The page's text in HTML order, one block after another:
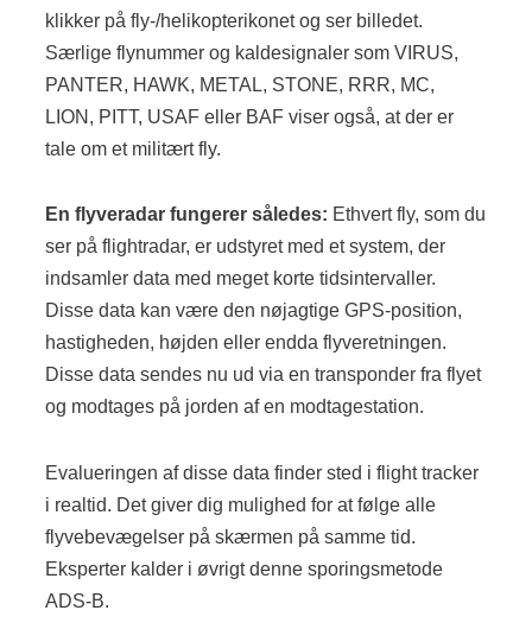
klikker på fly-/helikopterikonet og ser billedet.
Særlige flynummer og kaldesignaler som VIRUS,
PANTER, HAWK, METAL, STONE, RRR, MC,
LION, PITT, USAF eller BAF viser også, at der er
tale om et militært fly.
En flyveradar fungerer således: Ethvert fly, som du
ser på flightradar, er udstyret med et system, der
indsamler data med meget korte tidsintervaller.
Disse data kan være den nøjagtige GPS-position,
hastigheden, højden eller endda flyveretningen.
Disse data sendes nu ud via en transponder fra flyet
og modtages på jorden af en modtagestation.
Evalueringen af disse data finder sted i flight tracker
i realtid. Det giver dig mulighed for at følge alle
flyvebevægelser på skærmen på samme tid.
Eksperter kalder i øvrigt denne sporingsmetode
ADS-B.